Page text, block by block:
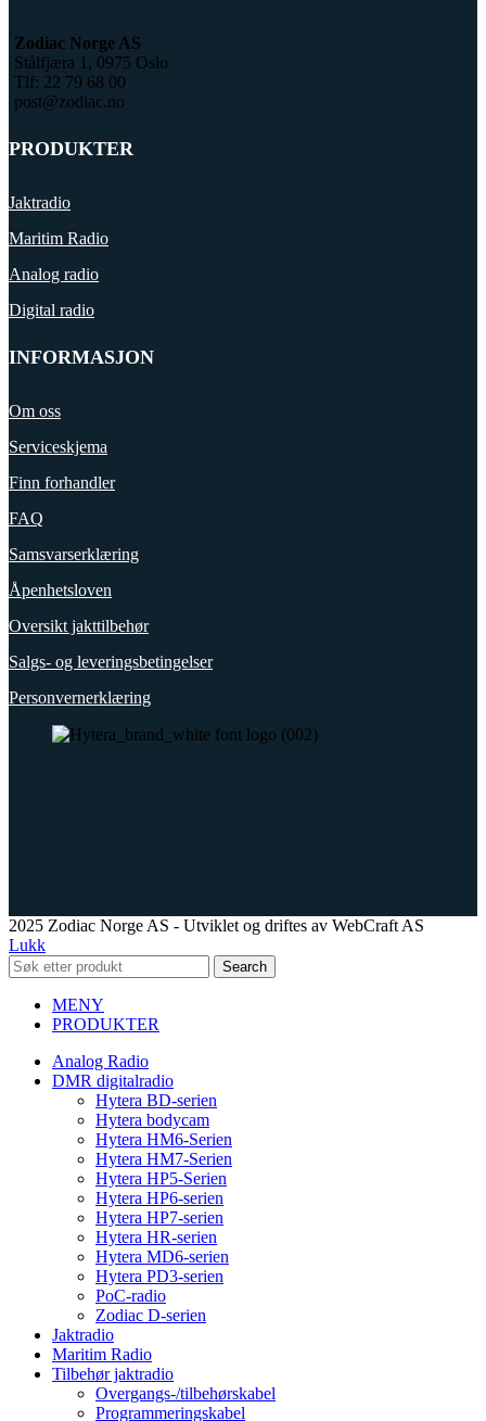
Zodiac Norge AS
Stålfjæra 1, 0975 Oslo
Tlf: 22 79 68 00
post@zodiac.no
PRODUKTER
Jaktradio
Maritim Radio
Analog radio
Digital radio
INFORMASJON
Om oss
Serviceskjema
Finn forhandler
FAQ
Samsvarserklæring
Åpenhetsloven
Oversikt jakttilbehør
Salgs- og leveringsbetingelser
Personvernerklæring
2025 Zodiac Norge AS - Utviklet og driftes av WebCraft AS
Lukk
Search
MENY
PRODUKTER
Analog Radio
DMR digitalradio
Hytera BD-serien
Hytera bodycam
Hytera HM6-Serien
Hytera HM7-Serien
Hytera HP5-Serien
Hytera HP6-serien
Hytera HP7-serien
Hytera HR-serien
Hytera MD6-serien
Hytera PD3-serien
PoC-radio
Zodiac D-serien
Jaktradio
Maritim Radio
Tilbehør jaktradio
Overgangs-/tilbehørskabel
Programmeringskabel